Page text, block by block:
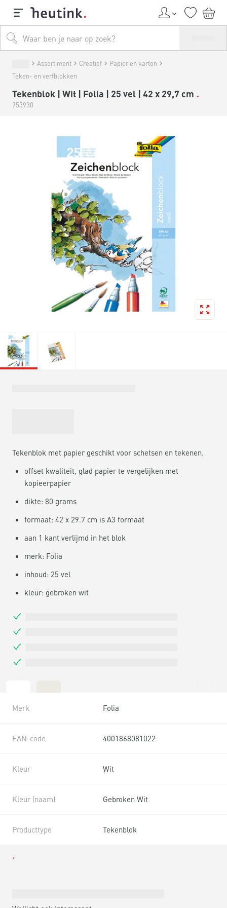
Assortiment Creatief
Papier en karton
Teken- en verfblokken
Tekenblok | Wit | Folia | 25 vel | 42 x 29,7 cm
753930
Tekenblok met papier geschikt voor schetsen en tekenen.
offset kwaliteit, glad papier te vergelijken met
kopieerpapier
dikte: 80 grams
formaat: 42 x 29.7 cm is A3 formaat
aan 1 kant verlijmd in het blok
merk: Folia
inhoud: 25 vel
kleur: gebroken wit
Merk Folia
EAN-code 4001868081022
Kleur Wit
Kleur (naam) Gebroken Wit
Producttype Tekenblok